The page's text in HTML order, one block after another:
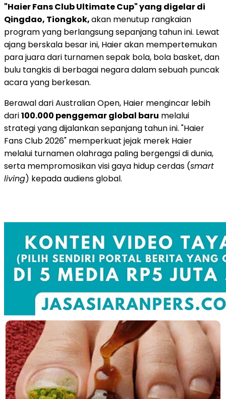
"Haier Fans Club Ultimate Cup" yang digelar di
Qingdao, Tiongkok,akan menutup rangkaian
program yang berlangsung sepanjang tahun ini. Lewat
ajang berskala besar ini, Haier akan mempertemukan
para juara dari turnamen sepak bola, bola basket, dan
bulu tangkis di berbagai negara dalam sebuah puncak
acara yang berkesan.
Berawal dari Australian Open, Haier mengincar lebih
dari100.000 penggemar global baru melalui
strategi yang dijalankan sepanjang tahun ini. "Haier
Fans Club 2026" memperkuat jejak merek Haier
melalui turnamen olahraga paling bergengsi di dunia,
serta mempromosikan visi gaya hidup cerdas (smart
living) kepada audiens global.